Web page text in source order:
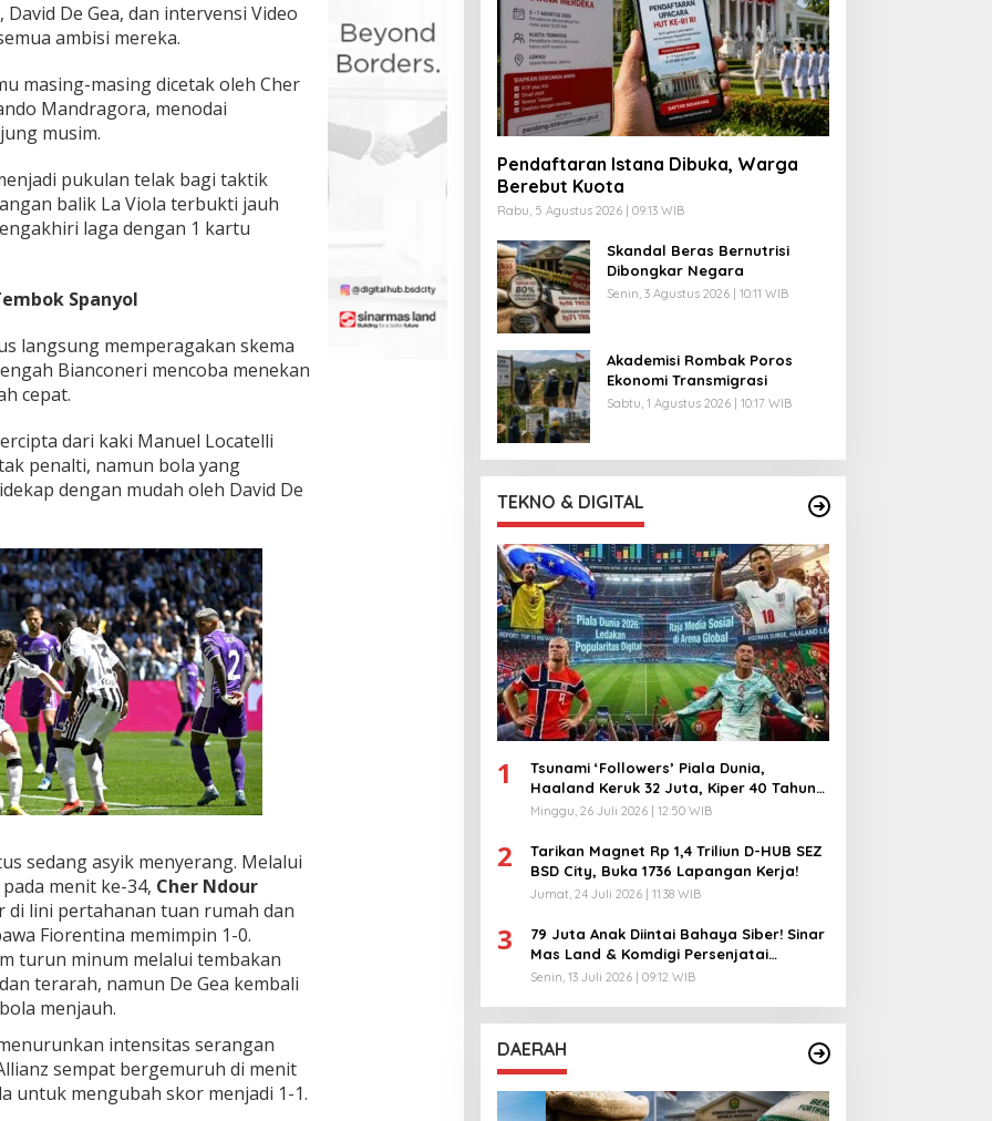
De Gea, dan intervensi Video
ambisi mereka.
masing-masing dicetak oleh Cher
Mandragora, menodai
musim.
pukulan telak bagi taktik
balik La Viola terbukti jauh
laga dengan 1 kartu
Spanyol
langsung memperagakan skema
Bianconeri mencoba menekan
cepat.
dari kaki Manuel Locatelli
penalti, namun bola yang
dengan mudah oleh David De
sedang asyik menyerang. Melalui
menit ke-34, Cher Ndour
di lini pertahanan tuan rumah dan
Fiorentina memimpin 1-0.
turun minum melalui tembakan
terarah, namun De Gea kembali
menjauh.
intensitas serangan
sempat bergemuruh di menit
untuk mengubah skor menjadi 1-1.
Pendaftaran Istana Dibuka, Warga
Berebut Kuota
Rabu, 5 Agustus 2026 | 09:13 WIB
Skandal Beras Bernutrisi
Dibongkar Negara
Senin, 3 Agustus 2026 | 10:11 WIB
Akademisi Rombak Poros
Ekonomi Transmigrasi
Sabtu, 1 Agustus 2026 | 10:17 WIB
TEKNO & DIGITAL
1
Tsunami ‘Followers’ Piala Dunia,
Haaland Keruk 32 Juta, Kiper 40 Tahun
Bikin Geger!
Minggu, 26 Juli 2026 | 12:50 WIB
2
Tarikan Magnet Rp 1,4 Triliun D-HUB SEZ
BSD City, Buka 1736 Lapangan Kerja!
Jumat, 24 Juli 2026 | 11:38 WIB
3
79 Juta Anak Diintai Bahaya Siber! Sinar
Mas Land & Komdigi Persenjatai
Ratusan Guru!
Senin, 13 Juli 2026 | 09:12 WIB
DAERAH